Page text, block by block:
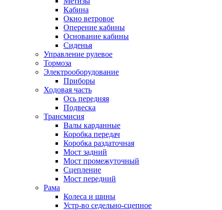
Кабина
Окно ветровое
Оперение кабины
Основание кабины
Сиденья
Управление рулевое
Тормоза
Электрооборудование
Приборы
Ходовая часть
Ось передняя
Подвеска
Трансмисия
Валы карданные
Коробка передач
Коробка раздаточная
Мост задний
Мост промежуточный
Сцепление
Мост передний
Рама
Колеса и шины
Устр-во седельно-сцепное